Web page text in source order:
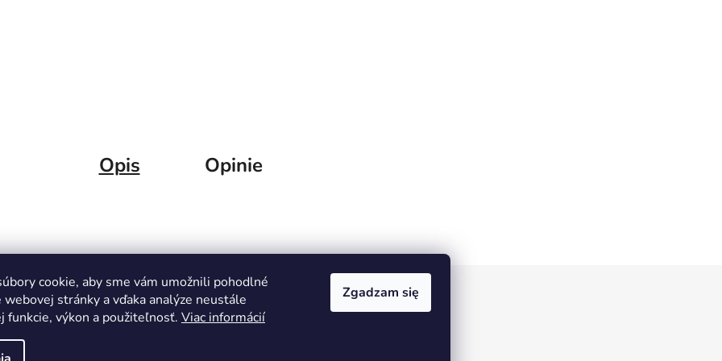
cookie, aby sme vám umožnili pohodlné
stránky a vďaka analýze neustále
funkcie, výkon a použiteľnosť. Viac informácií
Zgadzam się
Opis Opinie
omtech